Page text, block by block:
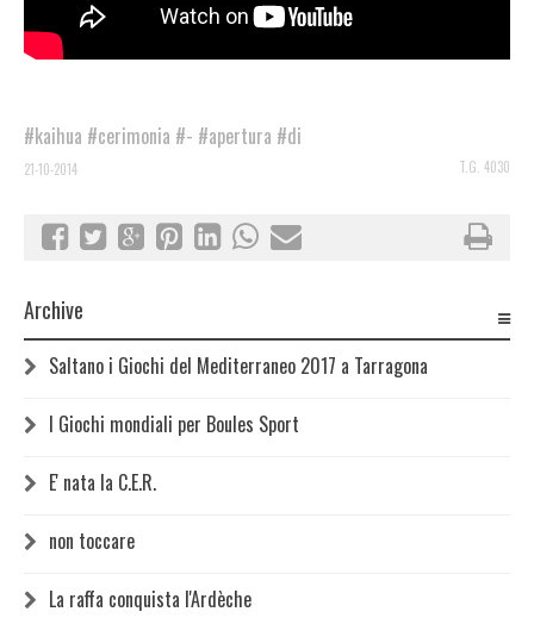
#kaihua #cerimonia #- #apertura #di
T.G. 4030
21-10-2014
Archive
Saltano i Giochi del Mediterraneo 2017 a Tarragona
I Giochi mondiali per Boules Sport
E' nata la C.E.R.
non toccare
La raffa conquista l'Ardèche